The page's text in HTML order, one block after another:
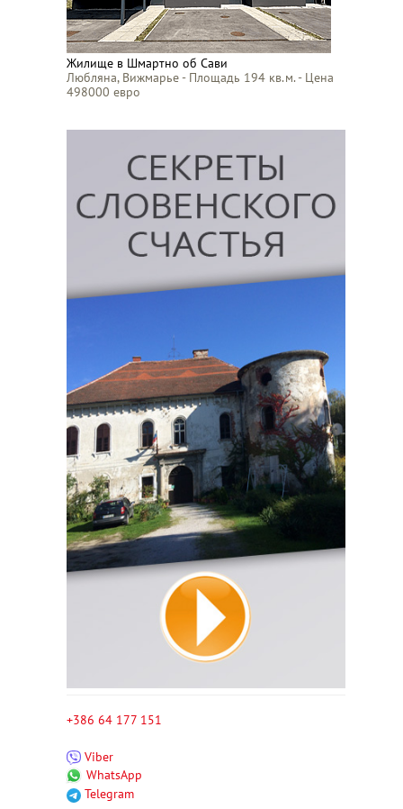
Жилище в Шмартно об Сави
Любляна, Вижмарье - Площадь 194 кв.м. - Цена
498000 евро
+386 64 177 151
Viber
WhatsApp
Telegram